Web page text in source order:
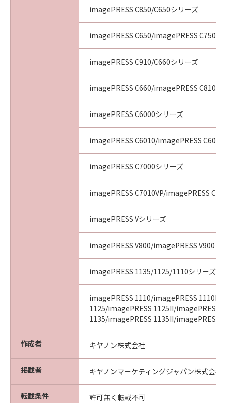
imagePRESS C850/C650シリーズ
imagePRESS C650/imagePRESS C750/
imagePRESS C910/C660シリーズ
imagePRESS C660/imagePRESS C810/
imagePRESS C6000シリーズ
imagePRESS C6010/imagePRESS C6011
imagePRESS C7000シリーズ
imagePRESS C7010VP/imagePRESS
imagePRESS Vシリーズ
imagePRESS V800/imagePRESS V900
imagePRESS 1135/1125/1110シリーズ
imagePRESS 1110/imagePRESS 1110II/
1125/imagePRESS 1125II/imagePRESS
1135/imagePRESS 1135II/imagePRESS
作成者 キヤノン株式会社
掲載者 キヤノンマーケティングジャパン株式会社
転載条件 許可無く転載不可